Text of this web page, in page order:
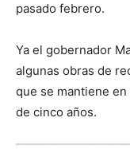
pasado febrero.
Ya el gobernador
algunas obras de
que se mantiene
de cinco años.